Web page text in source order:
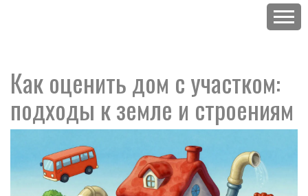
Как оценить дом с участком:
подходы к земле и строениям